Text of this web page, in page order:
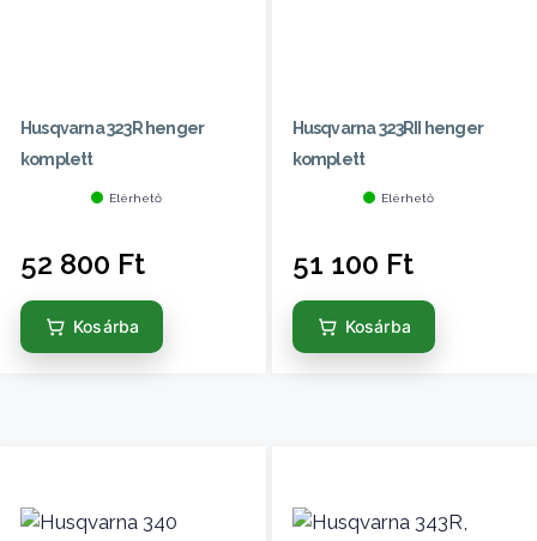
Husqvarna 323R henger
komplett
Elérhető
52 800 Ft
Kosárba
Husqvarna 323RII henger
komplett
Elérhető
51 100 Ft
Kosárba